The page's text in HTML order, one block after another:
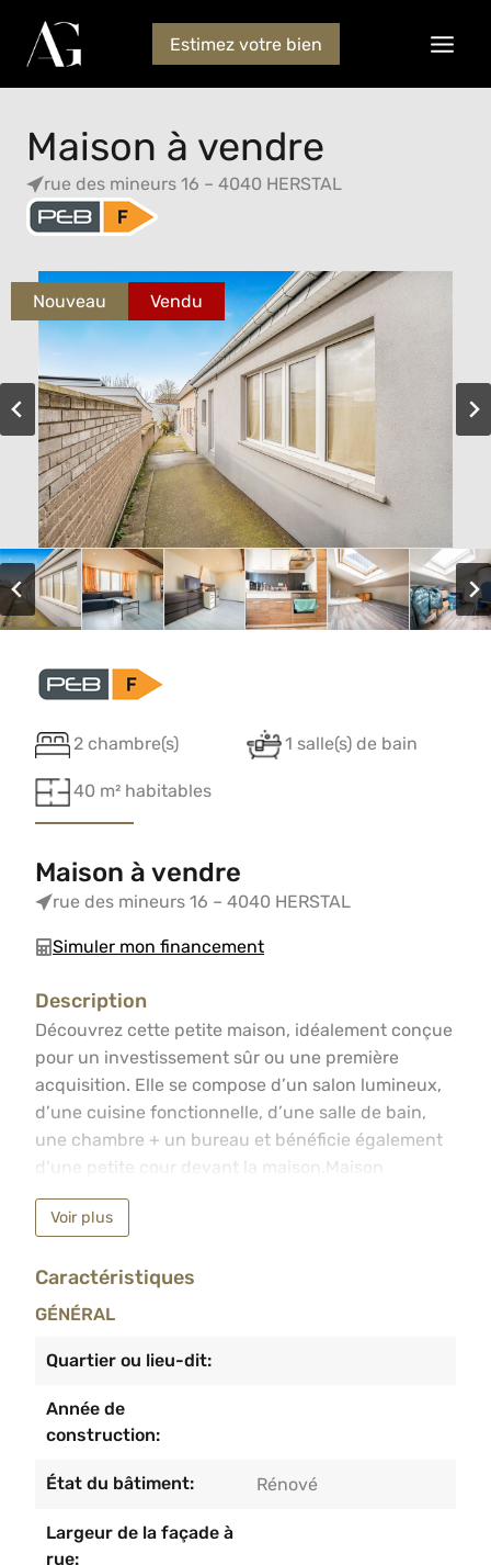
Estimez votre bien
Maison à vendre
rue des mineurs 16 – 4040 HERSTAL
Nouveau Vendu
2 chambre(s) 1 salle(s) de bain
40 m² habitables
Maison à vendre
rue des mineurs 16 – 4040 HERSTAL
Simuler mon financement
Description
Découvrez cette petite maison, idéalement conçue
Découvrez cette petite maison, idéalement conçue
pour un investissement sûr ou une première
acquisition. Elle se compose d’un salon lumineux,
d’une cuisine fonctionnelle, d’une salle de bain,
une chambre + un bureau et bénéficie également
d’une petite cour devant la maison.Maison
entièrement rénovée en 2009 –Châssis PVC double
vitrage. lExcellente rentabilité, parfait pour
(logement de petite taille)Idéal pour une personne
seule.
Voir plus
Caractéristiques
GÉNÉRAL
Quartier ou lieu-dit:
Année de
construction:
État du bâtiment: Rénové
Largeur de la façade à
rue: